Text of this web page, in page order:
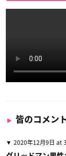
皆のコメン
2020年12月9日 at